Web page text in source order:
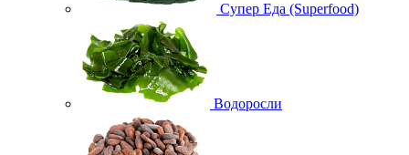
Супер Еда (Superfood)
Водоросли